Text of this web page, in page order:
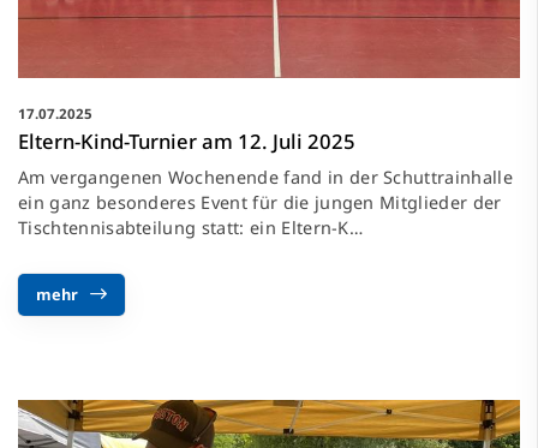
17.07.2025
Eltern-Kind-Turnier am 12. Juli 2025
Am vergangenen Wochenende fand in der Schuttrainhalle
ein ganz besonderes Event für die jungen Mitglieder der
Tischtennisabteilung statt: ein Eltern-K…
mehr